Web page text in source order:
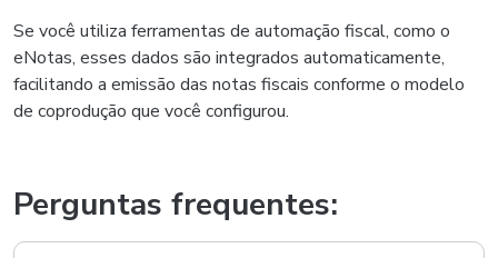
Se você utiliza ferramentas de automação fiscal, como o
eNotas, esses dados são integrados automaticamente,
facilitando a emissão das notas fiscais conforme o modelo
de coprodução que você configurou.
Perguntas frequentes: